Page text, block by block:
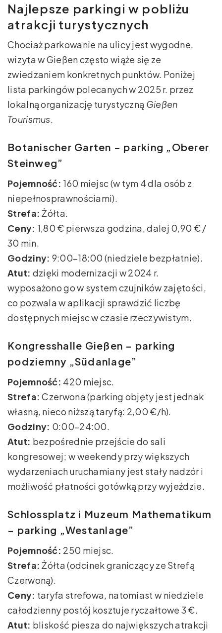
Najlepsze parkingi w pobliżu
atrakcji turystycznych
Chociaż parkowanie na ulicy jest wygodne,
wizyta w Gießen często wiąże się ze
zwiedzaniem konkretnych punktów. Poniżej
lista parkingów polecanych w 2025 r. przez
lokalną organizację turystyczną Gießen
Tourismus.
Botanischer Garten – parking „Oberer
Steinweg”
Pojemność: 160 miejsc (w tym 4 dla osób z
niepełnosprawnościami).
Strefa: Żółta.
Ceny: 1,80 € pierwsza godzina, dalej 0,90 € /
30 min.
Godziny: 9:00–18:00 (niedziele bezpłatnie).
Atut: dzięki modernizacji w 2024 r.
wyposażono go w system czujników zajętości,
co pozwala w aplikacji sprawdzić liczbę
dostępnych miejsc w czasie rzeczywistym.
Kongresshalle Gießen – parking
podziemny „Südanlage”
Pojemność: 420 miejsc.
Strefa: Czerwona (parking objęty jest jednak
własną, nieco niższą taryfą: 2,00 €/h).
Godziny: 0:00–24:00.
Atut: bezpośrednie przejście do sali
kongresowej; w weekendy przy większych
wydarzeniach uruchamiany jest stały nadzór i
możliwość płatności gotówką przy wyjeździe.
Schlossplatz i Muzeum Mathematikum
– parking „Westanlage”
Pojemność: 250 miejsc.
Strefa: Żółta (odcinek graniczący ze Strefą
Czerwoną).
Ceny: taryfa strefowa, natomiast w niedziele
całodzienny postój kosztuje ryczałtowe 3 €.
Atut: bliskość piesza do największych atrakcji